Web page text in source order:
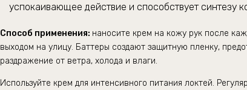
успокаивающее действие и способствует синтезу
Способ применения: наносите крем на кожу рук после
выходом на улицу. Баттеры создают защитную пленку,
раздражение от ветра, холода и влаги.
Используйте крем для интенсивного питания локтей.